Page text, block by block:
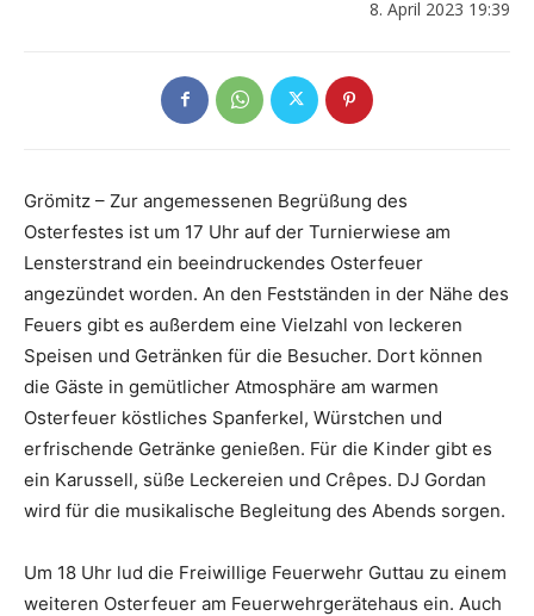
8. April 2023 19:39
Grömitz – Zur angemessenen Begrüßung des
Osterfestes ist um 17 Uhr auf der Turnierwiese am
Lensterstrand ein beeindruckendes Osterfeuer
angezündet worden. An den Festständen in der Nähe des
Feuers gibt es außerdem eine Vielzahl von leckeren
Speisen und Getränken für die Besucher. Dort können
die Gäste in gemütlicher Atmosphäre am warmen
Osterfeuer köstliches Spanferkel, Würstchen und
erfrischende Getränke genießen. Für die Kinder gibt es
ein Karussell, süße Leckereien und Crêpes. DJ Gordan
wird für die musikalische Begleitung des Abends sorgen.
Um 18 Uhr lud die Freiwillige Feuerwehr Guttau zu einem
weiteren Osterfeuer am Feuerwehrgerätehaus ein. Auch